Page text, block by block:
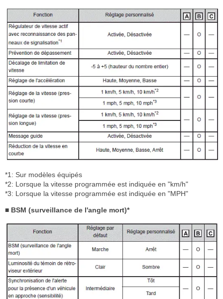
*1: Sur modèles équipés
*2: Lorsque la vitesse programmée est indiquée en "km/h"
*3: Lorsque la vitesse programmée est indiquée en "MPH"
■ BSM (surveillance de l'angle mort)*